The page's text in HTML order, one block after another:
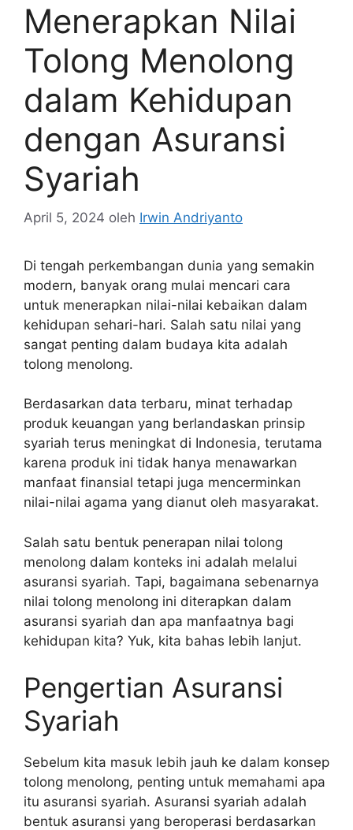
Menerapkan Nilai
Tolong Menolong
dalam Kehidupan
dengan Asuransi
Syariah
April 5, 2024 oleh Irwin Andriyanto
Di tengah perkembangan dunia yang semakin
modern, banyak orang mulai mencari cara
untuk menerapkan nilai-nilai kebaikan dalam
kehidupan sehari-hari. Salah satu nilai yang
sangat penting dalam budaya kita adalah
tolong menolong.
Berdasarkan data terbaru, minat terhadap
produk keuangan yang berlandaskan prinsip
syariah terus meningkat di Indonesia, terutama
karena produk ini tidak hanya menawarkan
manfaat finansial tetapi juga mencerminkan
nilai-nilai agama yang dianut oleh masyarakat.
Salah satu bentuk penerapan nilai tolong
menolong dalam konteks ini adalah melalui
asuransi syariah. Tapi, bagaimana sebenarnya
nilai tolong menolong ini diterapkan dalam
asuransi syariah dan apa manfaatnya bagi
kehidupan kita? Yuk, kita bahas lebih lanjut.
Pengertian Asuransi
Syariah
Sebelum kita masuk lebih jauh ke dalam konsep
tolong menolong, penting untuk memahami apa
itu asuransi syariah. Asuransi syariah adalah
bentuk asuransi yang beroperasi berdasarkan